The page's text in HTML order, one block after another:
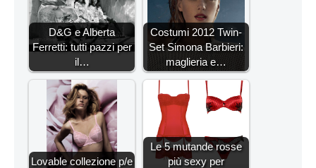
D&G e Alberta
Ferretti: tutti pazzi per
il…
Costumi 2012 Twin-
Set Simona Barbieri:
maglieria e…
Lovable collezione p/e
Le 5 mutande rosse
più sexy per